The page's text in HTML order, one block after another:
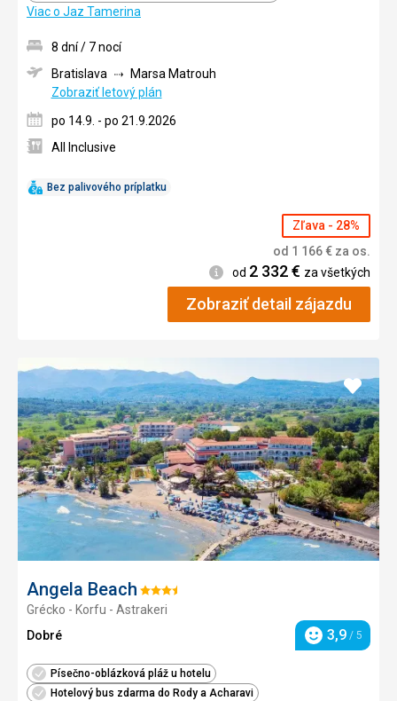
Viac o Jaz Tamerina
Bez palivového príplatku
8 dní / 7 nocí
Bratislava
Marsa Matrouh
Zobraziť letový plán
po 14.9. - po 21.9.2026
All Inclusive
Zľava - 28%
od 1 166€ za os.
Informácie
od 2 332€ za všetkých
Zobraziť detail zájazdu
Angela Beach Hodnotenie:
3.5/5
Grécko - Korfu - Astrakeri
Dobré
Hodnotenie
3,9 / 5
Písečno-oblázková pláž u hotelu
Hotelový bus zdarma do Rody a Acharavi
Pridať
do